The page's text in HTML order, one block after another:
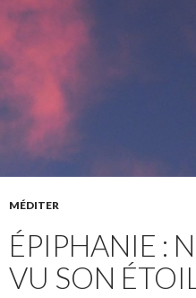
MÉDITER
ÉPIPHANIE :
VU SON